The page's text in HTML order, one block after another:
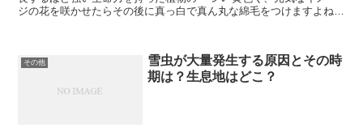
ジの花を咲かせたらその後に真っ白で真ん丸な綿毛をつけますよね。
その他
雪虫が大量発生する原因とその時
期は？生息地はどこ？